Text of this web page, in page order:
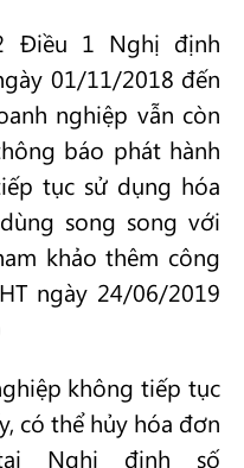
Điều 1 Nghị định
01/11/2018 đến
nghiệp vẫn còn
báo phát hành
tục sử dụng hóa
song song với
khảo thêm công
ngày 24/06/2019
không tiếp tục
có thể hủy hóa đơn
Nghị định số